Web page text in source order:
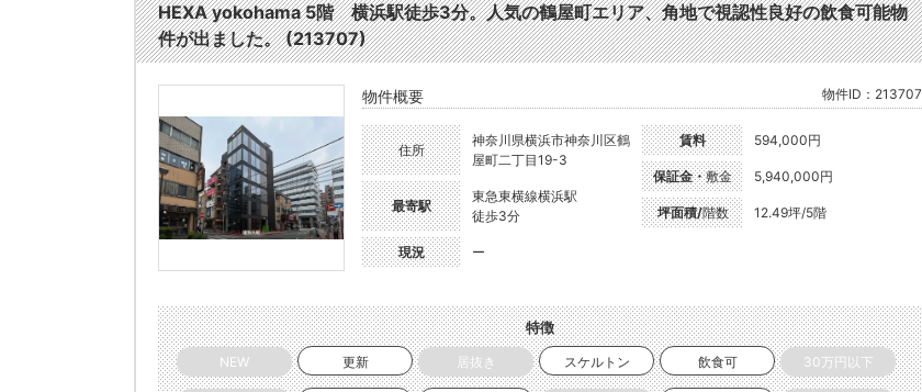
HEXA yokohama 5階 横浜駅徒歩3分。人気の鶴屋町エリア、角地で視認性良好の飲食可能物
件が出ました。 (213707)
物件概要 物件ID：213707
住所
神奈川県横浜市神奈川区鶴
屋町二丁目19-3
最寄駅
東急東横線横浜駅
徒歩3分
現況 ー
賃料 594,000円
保証金・敷金 5,940,000円
坪面積/階数 12.49坪/5階
特徴
NEW 更新 居抜き スケルトン 飲食可 30万円以下